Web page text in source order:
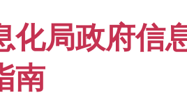
化局政府信
南